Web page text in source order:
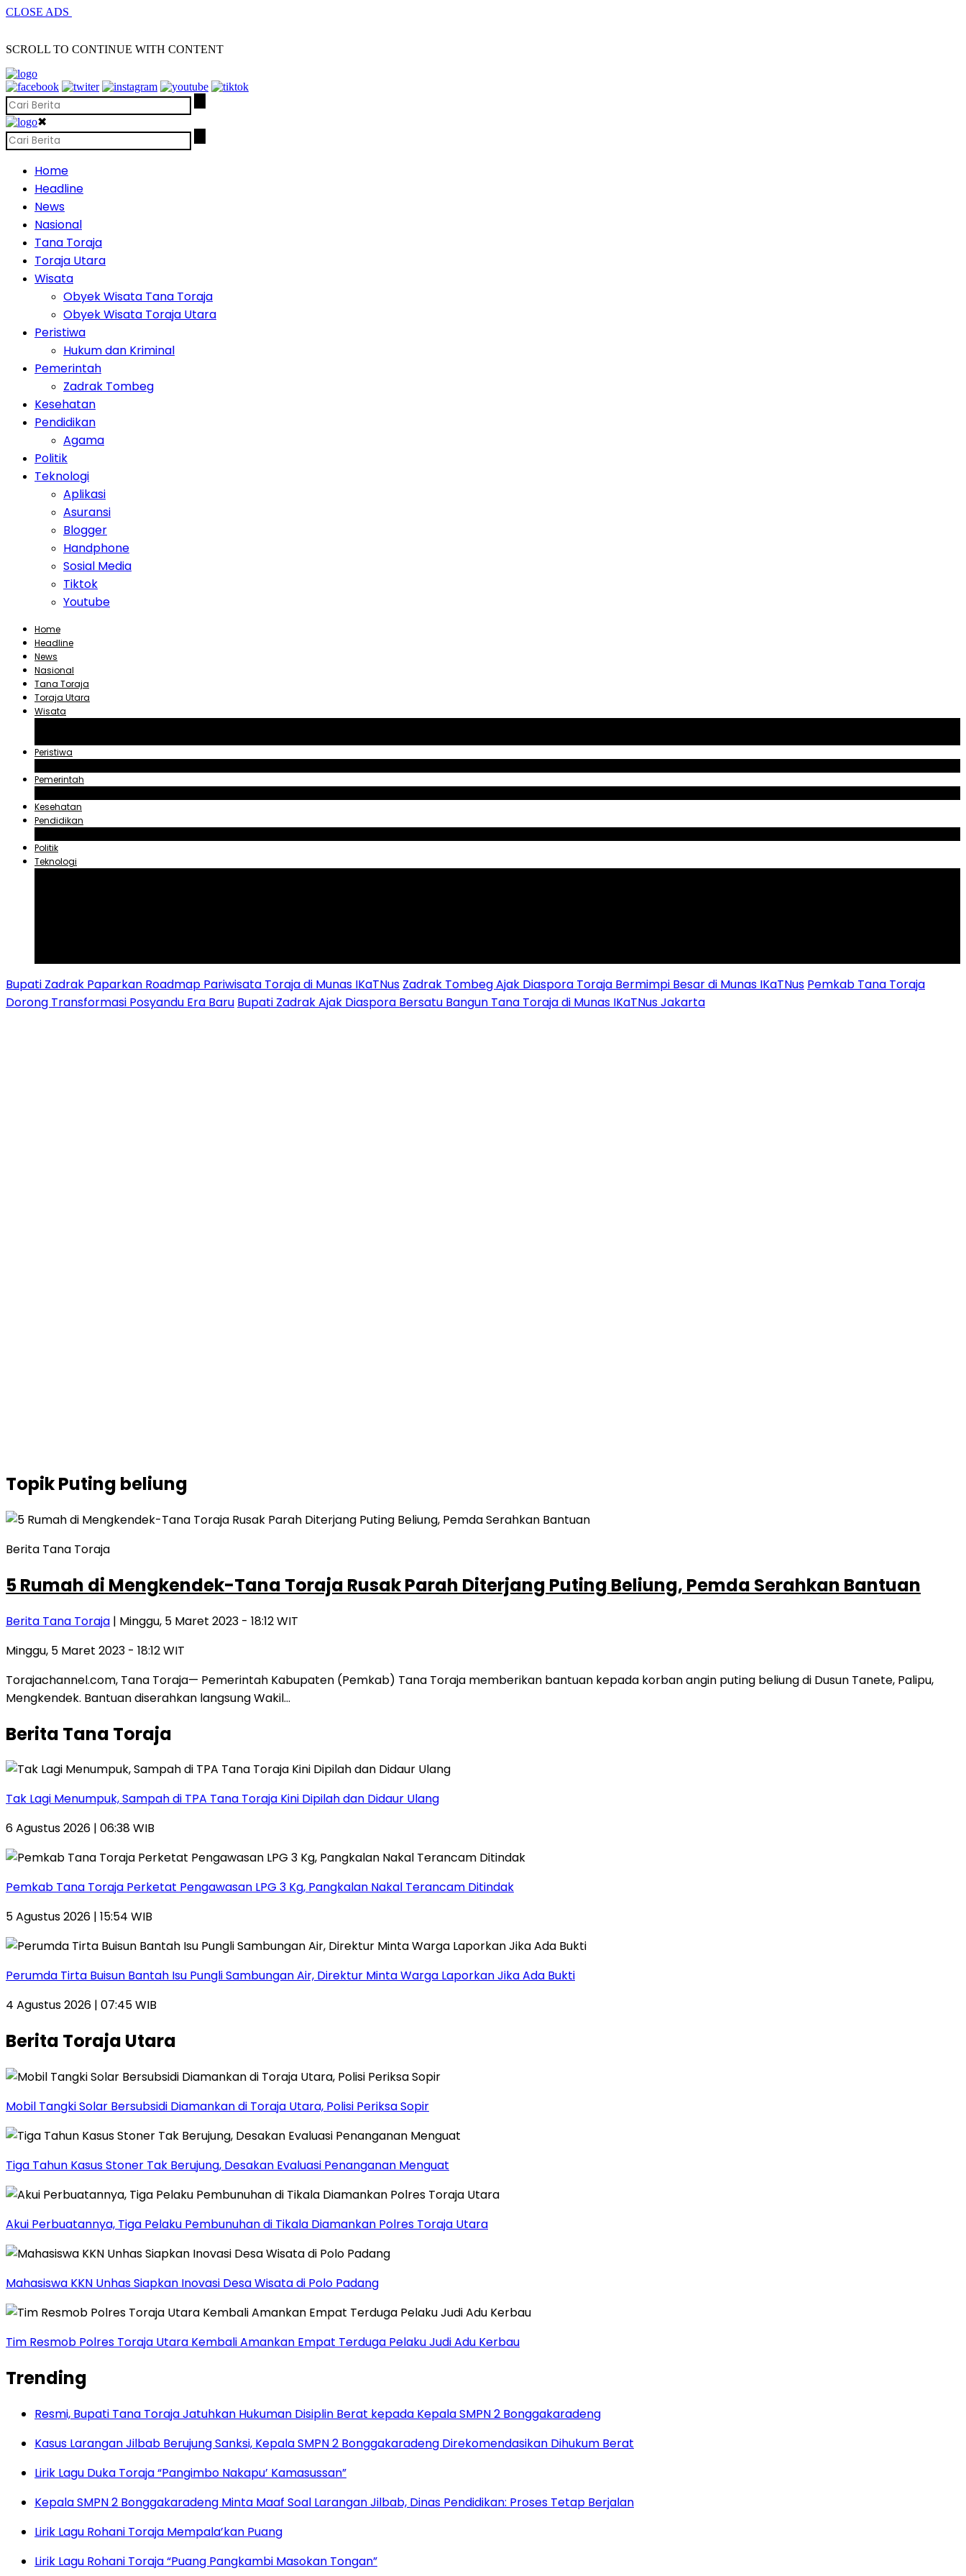
CLOSE ADS
SCROLL TO CONTINUE WITH CONTENT
✖
Home
Headline
News
Nasional
Tana Toraja
Toraja Utara
Wisata
Obyek Wisata Tana Toraja
Obyek Wisata Toraja Utara
Peristiwa
Hukum dan Kriminal
Pemerintah
Zadrak Tombeg
Kesehatan
Pendidikan
Agama
Politik
Teknologi
Aplikasi
Asuransi
Blogger
Handphone
Sosial Media
Tiktok
Youtube
Home
Headline
News
Nasional
Tana Toraja
Toraja Utara
Wisata
Peristiwa
Pemerintah
Kesehatan
Pendidikan
Politik
Teknologi
Bupati Zadrak Paparkan Roadmap Pariwisata Toraja di Munas IKaTNus Zadrak Tombeg Ajak Diaspora Toraja Bermimpi Besar di Munas IKaTNus Pemkab Tana Toraja
Dorong Transformasi Posyandu Era Baru Bupati Zadrak Ajak Diaspora Bersatu Bangun Tana Toraja di Munas IKaTNus Jakarta
TopikPuting beliung
Berita Tana Toraja
5 Rumah di Mengkendek-Tana Toraja Rusak Parah Diterjang Puting Beliung, Pemda Serahkan Bantuan
Berita Tana Toraja | Minggu, 5 Maret 2023 - 18:12 WIT
Minggu, 5 Maret 2023 - 18:12 WIT
Torajachannel.com, Tana Toraja— Pemerintah Kabupaten (Pemkab) Tana Toraja memberikan bantuan kepada korban angin puting beliung di Dusun Tanete, Palipu,
Mengkendek. Bantuan diserahkan langsung Wakil…
Berita Tana Toraja
Tak Lagi Menumpuk, Sampah di TPA Tana Toraja Kini Dipilah dan Didaur Ulang
6 Agustus 2026 | 06:38 WIB
Pemkab Tana Toraja Perketat Pengawasan LPG 3 Kg, Pangkalan Nakal Terancam Ditindak
5 Agustus 2026 | 15:54 WIB
Perumda Tirta Buisun Bantah Isu Pungli Sambungan Air, Direktur Minta Warga Laporkan Jika Ada Bukti
4 Agustus 2026 | 07:45 WIB
Berita Toraja Utara
Mobil Tangki Solar Bersubsidi Diamankan di Toraja Utara, Polisi Periksa Sopir
Tiga Tahun Kasus Stoner Tak Berujung, Desakan Evaluasi Penanganan Menguat
Akui Perbuatannya, Tiga Pelaku Pembunuhan di Tikala Diamankan Polres Toraja Utara
Mahasiswa KKN Unhas Siapkan Inovasi Desa Wisata di Polo Padang
Tim Resmob Polres Toraja Utara Kembali Amankan Empat Terduga Pelaku Judi Adu Kerbau
Trending
Resmi, Bupati Tana Toraja Jatuhkan Hukuman Disiplin Berat kepada Kepala SMPN 2 Bonggakaradeng
Kasus Larangan Jilbab Berujung Sanksi, Kepala SMPN 2 Bonggakaradeng Direkomendasikan Dihukum Berat
Lirik Lagu Duka Toraja “Pangimbo Nakapu’ Kamasussan”
Kepala SMPN 2 Bonggakaradeng Minta Maaf Soal Larangan Jilbab, Dinas Pendidikan: Proses Tetap Berjalan
Lirik Lagu Rohani Toraja Mempala’kan Puang
Lirik Lagu Rohani Toraja “Puang Pangkambi Masokan Tongan”